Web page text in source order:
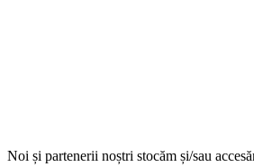
Noi și partenerii noștri stocăm și/sau